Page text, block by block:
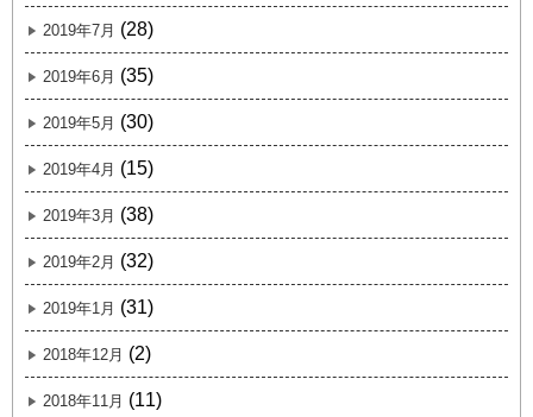
2019年7月 (28)
2019年6月 (35)
2019年5月 (30)
2019年4月 (15)
2019年3月 (38)
2019年2月 (32)
2019年1月 (31)
2018年12月 (2)
2018年11月 (11)